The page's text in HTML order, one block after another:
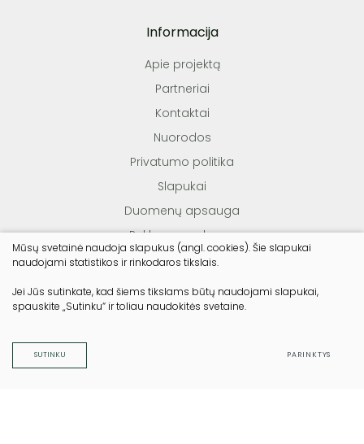
Informacija
Apie projektą
Partneriai
Kontaktai
Nuorodos
Privatumo politika
Slapukai
Duomenų apsauga
Reklamos sąlygos
Teisės aktai
© Lietuvos miško savininkų asociacija. Visos teisės
Mūsų svetainė naudoja slapukus (angl. cookies). Šie slapukai
naudojami statistikos ir rinkodaros tikslais.
Jei Jūs sutinkate, kad šiems tikslams būtų naudojami slapukai,
spauskite „Sutinku“ ir toliau naudokitės svetaine.
SUTINKU PARINKTYS